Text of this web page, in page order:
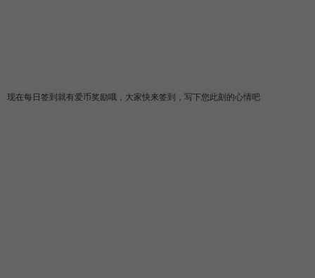
现在每日签到就有爱币奖励哦，大家快来签到，写下您此刻的心情吧